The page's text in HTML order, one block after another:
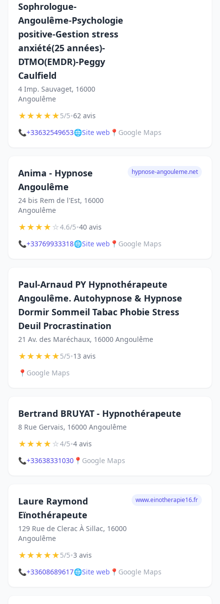
Sophrologue-
Angoulême-Psychologie
positive-Gestion stress
anxiété(25 années)-
DTMO(EMDR)-Peggy
Caulfield
4 Imp. Sauvaget, 16000
Angoulême
★★★★★5/5•62 avis
📞+33632549653🌐Site web 📍 Google Maps
Anima - Hypnose
Angoulême
24 bis Rem de l'Est, 16000
Angoulême
hypnose-angouleme.net
★★★★☆4.6/5•40 avis
📞+33769933318🌐Site web 📍 Google Maps
Paul-Arnaud PY Hypnothérapeute
Angoulême. Autohypnose & Hypnose
Dormir Sommeil Tabac Phobie Stress
Deuil Procrastination
21 Av. des Maréchaux, 16000 Angoulême
★★★★★5/5•13 avis
📍 Google Maps
Bertrand BRUYAT - Hypnothérapeute
8 Rue Gervais, 16000 Angoulême
★★★★☆4/5•4 avis
📞+33638331030 📍 Google Maps
Laure Raymond
Eïnothérapeute
129 Rue de Clerac À Sillac, 16000
Angoulême
www.einotherapie16.fr
★★★★★5/5•3 avis
📞+33608689617🌐Site web 📍 Google Maps